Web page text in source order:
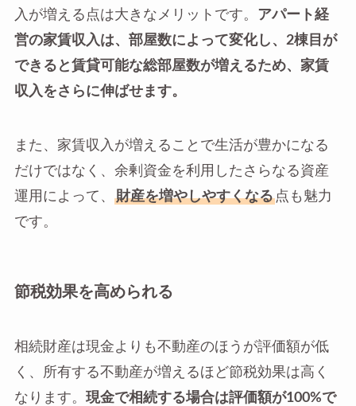
入が増える点は大きなメリットです。 アパート経
営の家賃収入は、部屋数によって変化し、2棟目が
できると賃貸可能な総部屋数が増えるため、家賃
収入をさらに伸ばせます。
また、家賃収入が増えることで生活が豊かになる
だけではなく、余剰資金を利用したさらなる資産
運用によって、
財産を増やしやすくなる点も魅力
です。
節税効果を高められる
相続財産は現金よりも不動産のほうが評価額が低
く、所有する不動産が増えるほど節税効果は高く
なります。 現金で相続する場合は評価額が100%で